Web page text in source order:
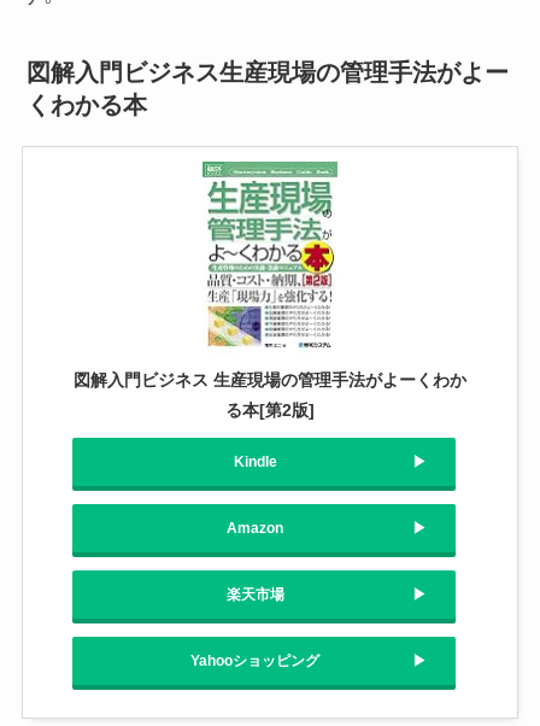
図解入門ビジネス生産現場の管理手法がよー
くわかる本
図解入門ビジネス 生産現場の管理手法がよーくわか
る本[第2版]
Kindle
Amazon
楽天市場
Yahooショッピング